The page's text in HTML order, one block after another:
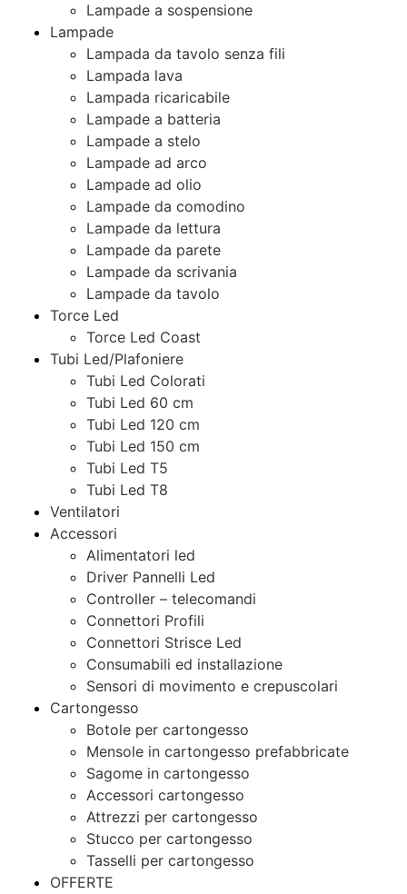
Lampade a sospensione
Lampade
Lampada da tavolo senza fili
Lampada lava
Lampada ricaricabile
Lampade a batteria
Lampade a stelo
Lampade ad arco
Lampade ad olio
Lampade da comodino
Lampade da lettura
Lampade da parete
Lampade da scrivania
Lampade da tavolo
Torce Led
Torce Led Coast
Tubi Led/Plafoniere
Tubi Led Colorati
Tubi Led 60 cm
Tubi Led 120 cm
Tubi Led 150 cm
Tubi Led T5
Tubi Led T8
Ventilatori
Accessori
Alimentatori led
Driver Pannelli Led
Controller – telecomandi
Connettori Profili
Connettori Strisce Led
Consumabili ed installazione
Sensori di movimento e crepuscolari
Cartongesso
Botole per cartongesso
Mensole in cartongesso prefabbricate
Sagome in cartongesso
Accessori cartongesso
Attrezzi per cartongesso
Stucco per cartongesso
Tasselli per cartongesso
OFFERTE